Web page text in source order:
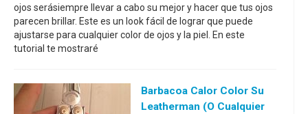
ojos serásiempre llevar a cabo su mejor y hacer que tus ojos
parecen brillar. Este es un look fácil de lograr que puede
ajustarse para cualquier color de ojos y la piel. En este
tutorial te mostraré
Barbacoa Calor Color Su
Leatherman (o Cualquier